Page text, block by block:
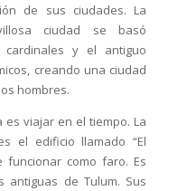
de sus ciudades. La
ciudad se basó
cardinales y el antiguo
creando una ciudad
hombres.
es viajar en el tiempo. La
el edificio llamado “El
funcionar como faro. Es
antiguas de Tulum. Sus